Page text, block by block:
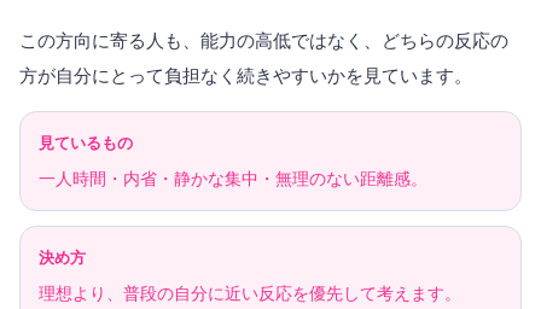
この方向に寄る人も、能力の高低ではなく、どちらの反応の
方が自分にとって負担なく続きやすいかを見ています。
見ているもの
一人時間・内省・静かな集中・無理のない距離感。
決め方
理想より、普段の自分に近い反応を優先して考えます。